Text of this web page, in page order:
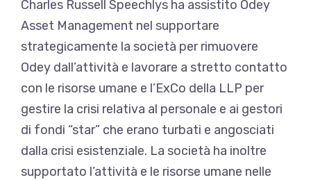
Charles Russell Speechlys ha assistito Odey
Asset Management nel supportare
strategicamente la società per rimuovere
Odey dall’attività e lavorare a stretto contatto
con le risorse umane e l’ExCo della LLP per
gestire la crisi relativa al personale e ai gestori
di fondi “star” che erano turbati e angosciati
dalla crisi esistenziale. La società ha inoltre
supportato l’attività e le risorse umane nelle